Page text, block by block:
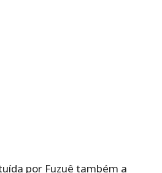
por Fuzuê também a